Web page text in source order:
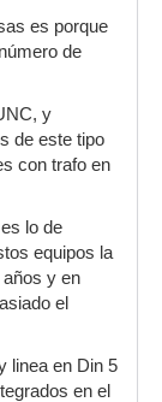
es porque
de
y
de este tipo
con trafo en
lo de
equipos la
y en
el
linea en Din 5
en el